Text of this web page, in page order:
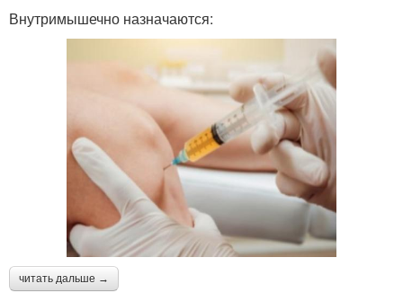
Внутримышечно назначаются:
читать дальше →